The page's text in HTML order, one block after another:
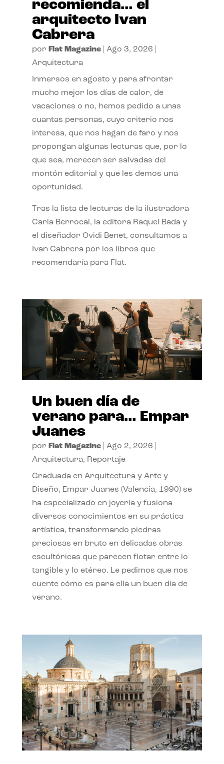
recomienda… el
arquitecto Ivan
Cabrera
por Flat Magazine| Ago 3, 2026
Arquitectura
Inmersos en agosto y para afrontar
mucho mejor los días de calor, de
vacaciones o no, hemos pedido a unas
cuantas personas, cuyo criterio nos
interesa, que nos hagan de faro y nos
propongan algunas lecturas que, por lo
que sea, merecen ser salvadas del
montón editorial y que les demos una
oportunidad.
Tras la lista de lecturas de la ilustradora
Carla Berrocal, la editora Raquel Bada y
el diseñador Ovidi Benet, consultamos a
Ivan Cabrera por los libros que
recomendaría para Flat.
Un buen día de
verano para… Empar
Juanes
por Flat Magazine| Ago 2, 2026
Arquitectura, Reportaje
Graduada en Arquitectura y Arte y
Diseño, Empar Juanes (Valencia, 1990) se
ha especializado en joyería y fusiona
diversos conocimientos en su práctica
artística, transformando piedras
preciosas en bruto en delicadas obras
escultóricas que parecen flotar entre lo
tangible y lo etéreo. Le pedimos que nos
cuente cómo es para ella un buen día de
verano.